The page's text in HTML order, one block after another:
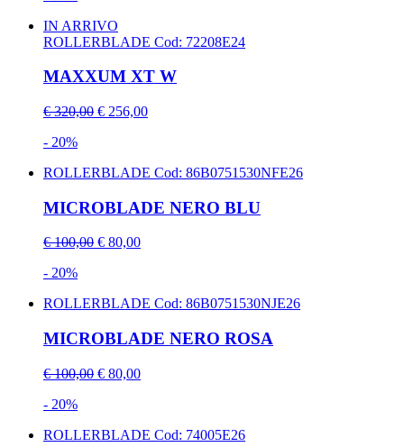
IN ARRIVO
ROLLERBLADE Cod: 72208E24
MAXXUM XT W
€ 320,00 € 256,00
- 20%
ROLLERBLADE Cod: 86B0751530NFE26
MICROBLADE NERO BLU
€ 100,00 € 80,00
- 20%
ROLLERBLADE Cod: 86B0751530NJE26
MICROBLADE NERO ROSA
€ 100,00 € 80,00
- 20%
ROLLERBLADE Cod: 74005E26